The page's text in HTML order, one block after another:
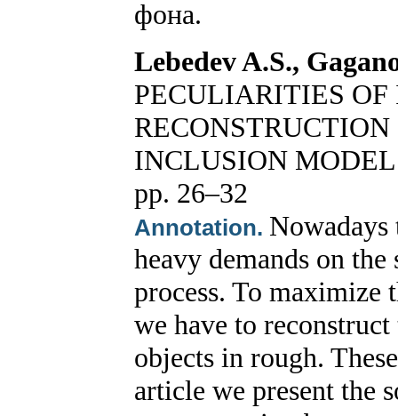
фона.
Lebedev A.S.,
PECULIARITIES
INCLUSION
pp. 26–32
Annotation.
heavy demands on
process. To maximize
we have to
objects in rough.
article we present the